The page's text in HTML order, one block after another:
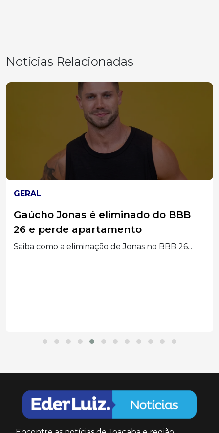
Notícias Relacionadas
GERAL
Gaúcho Jonas é eliminado do BBB
26 e perde apartamento
Saiba como a eliminação de Jonas no BBB 26...